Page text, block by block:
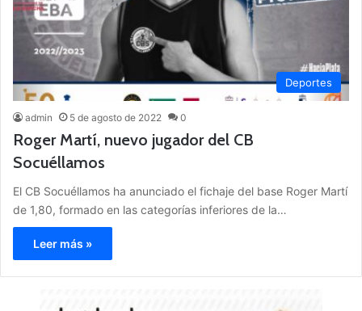
Deportes
admin 5 de agosto de 2022 0
Roger Martí, nuevo jugador del CB
Socuéllamos
El CB Socuéllamos ha anunciado el fichaje del base Roger Martí
de 1,80, formado en las categorías inferiores de la…
Leer más »